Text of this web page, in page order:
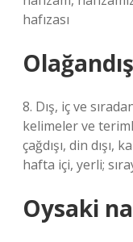
hafızası
8. Dış, iç ve
kelimeler ve
çağdışı, din dışı,
hafta içi, yerli;
Oysaki